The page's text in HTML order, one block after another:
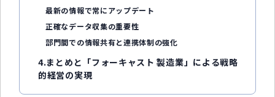
最新の情報で常にアップデート
正確なデータ収集の重要性
部門間での情報共有と連携体制の強化
4.まとめと「フォーキャスト 製造業」による戦略
的経営の実現